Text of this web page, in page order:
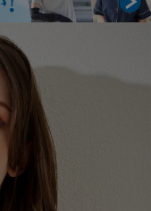
キャミソール
下着
ライフスタイル